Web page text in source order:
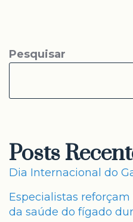
Pesquisar
Posts
Dia Internacional do
Especialistas
da saúde do fígado